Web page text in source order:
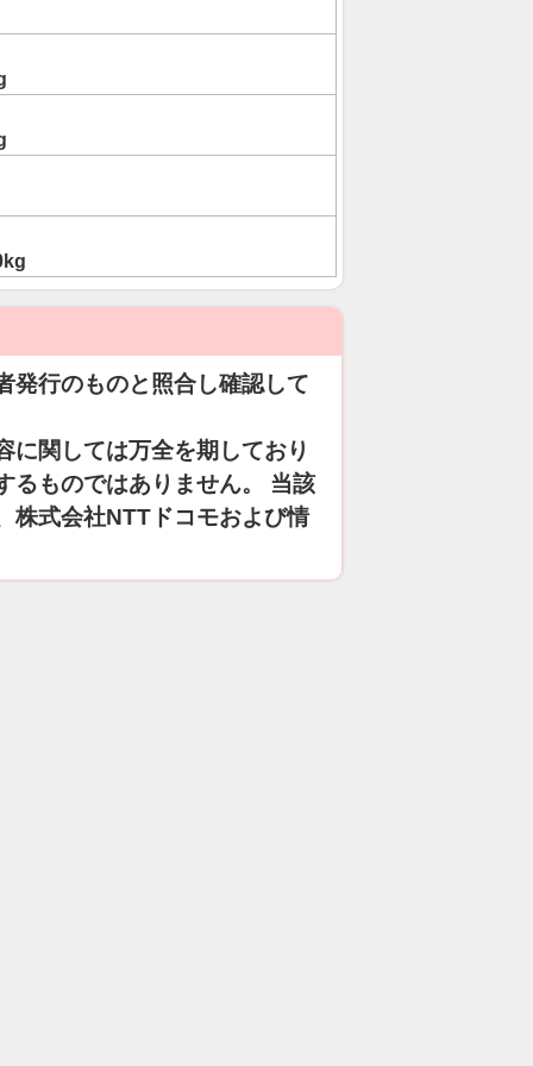
発行のものと照合し確認して
に関しては万全を期しており
るものではありません。 当該
株式会社NTTドコモおよび情